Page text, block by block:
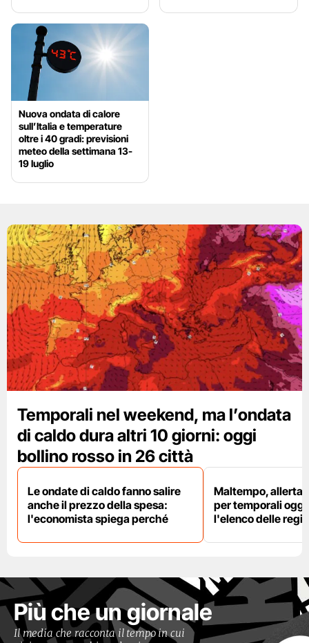
Nuova ondata di calore
sull’Italia e temperature
oltre i 40 gradi: previsioni
meteo della settimana 13-
19 luglio
Temporali nel weekend, ma l’ondata
di caldo dura altri 10 giorni: oggi
bollino rosso in 26 città
Le ondate di caldo fanno salire
anche il prezzo della spesa:
l'economista spiega perché
Maltempo, allerta
per temporali oggi
l'elenco delle
Più che un giornale
Il media che racconta il tempo in cui